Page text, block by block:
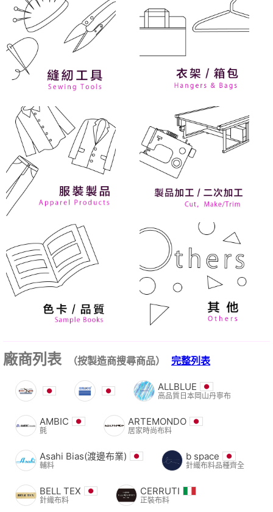
廠商列表 （按製造商搜尋商品） 完整列表
ALLBLUE
高品質日本岡山丹寧布
AMBIC
氈
ARTEMONDO
居家時尚布料
Asahi Bias(渡邊布業)
輔料
b space
針織布料品種齊全
BELL TEX
針織布料
CERRUTI
正裝布料